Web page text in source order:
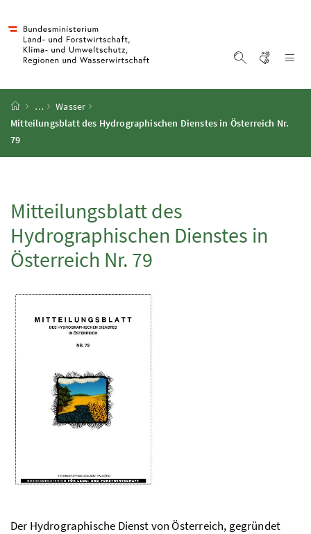
Startseite
…
Wasser
Mitteilungsblatt des Hydrographischen Dienstes in Österreich Nr.
79
Mitteilungsblatt des
Hydrographischen Dienstes in
Österreich Nr. 79
Der Hydrographische Dienst von Österreich, gegründet